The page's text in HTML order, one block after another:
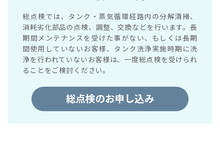
総点検では、タンク・蒸気循環経路内の分解清掃、
消耗劣化部品の点検、調整、交換などを行います。長
期間メンテナンスを受けた事がない、もしくは長期
間使用していないお客様、タンク洗浄実施時期に洗
浄を行われていないお客様は、一度総点検を受けられ
ることをご検討ください。